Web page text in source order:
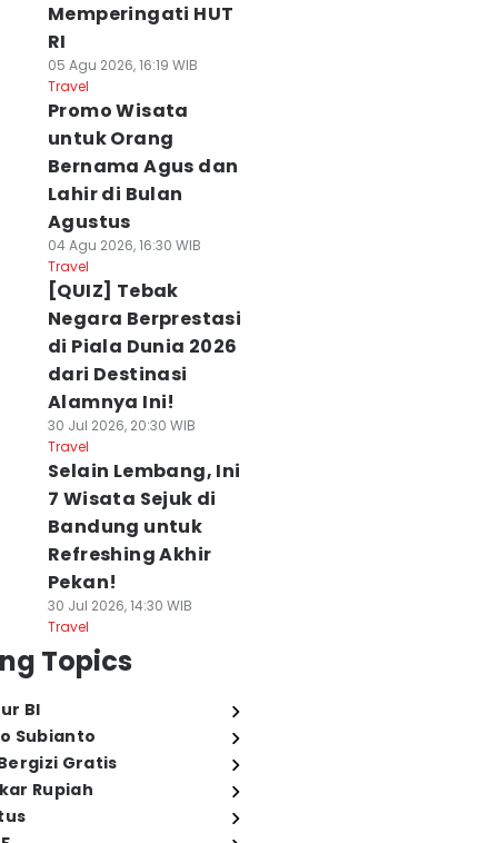
Memperingati HUT
RI
05 Agu 2026, 16:19 WIB
Travel
Promo Wisata
untuk Orang
Bernama Agus dan
Lahir di Bulan
Agustus
04 Agu 2026, 16:30 WIB
Travel
[QUIZ] Tebak
Negara Berprestasi
di Piala Dunia 2026
dari Destinasi
Alamnya Ini!
30 Jul 2026, 20:30 WIB
Travel
Selain Lembang, Ini
7 Wisata Sejuk di
Bandung untuk
Refreshing Akhir
Pekan!
30 Jul 2026, 14:30 WIB
Travel
Topics
BI
Subianto
Gratis
Rupiah